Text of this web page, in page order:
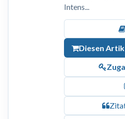
Intens...
Diesen